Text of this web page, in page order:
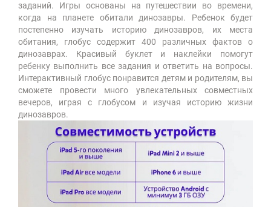
заданий. Игры основаны на путешествии во времени,
когда на планете обитали динозавры. Ребенок будет
постепенно изучать историю динозавров, их места
обитания, глобус содержит 400 различных фактов о
динозаврах. Красивый буклет и наклейки помогут
ребенку выполнить все задания и ответить на вопросы.
Интерактивный глобус понравится детям и родителям, вы
сможете провести много увлекательных совместных
вечеров, играя с глобусом и изучая историю жизни
динозавров.